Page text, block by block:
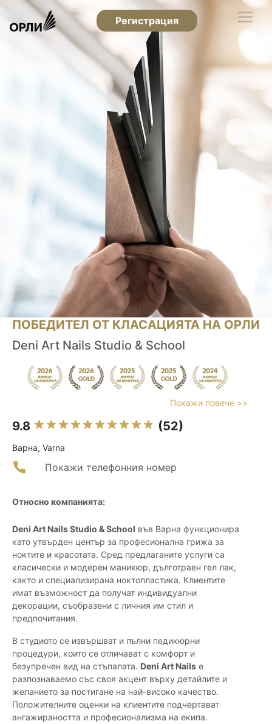
Регистрация
ПОБЕДИТЕЛ ОТ КЛАСАЦИЯТА НА ОРЛИ
Deni Art Nails Studio & School
Покажи повече >>
9.8 (52)
Варна, Varna
Покажи телефонния номер
Относно компанията:
Deni Art Nails Studio & School във Варна функционира
като утвърден център за професионална грижа за
ноктите и красотата. Сред предлаганите услуги са
класически и модерен маникюр, дълготраен гел лак,
както и специализирана ноктопластика. Клиентите
имат възможност да получат индивидуални
декорации, съобразени с личния им стил и
предпочитания.
В студиото се извършват и пълни педикюрни
процедури, които се отличават с комфорт и
безупречен вид на стъпалата. Deni Art Nails е
разпознаваемо със своя акцент върху детайлите и
желанието за постигане на най-високо качество.
Положителните оценки на клиентите подчертават
ангажираността и професионализма на екипа.